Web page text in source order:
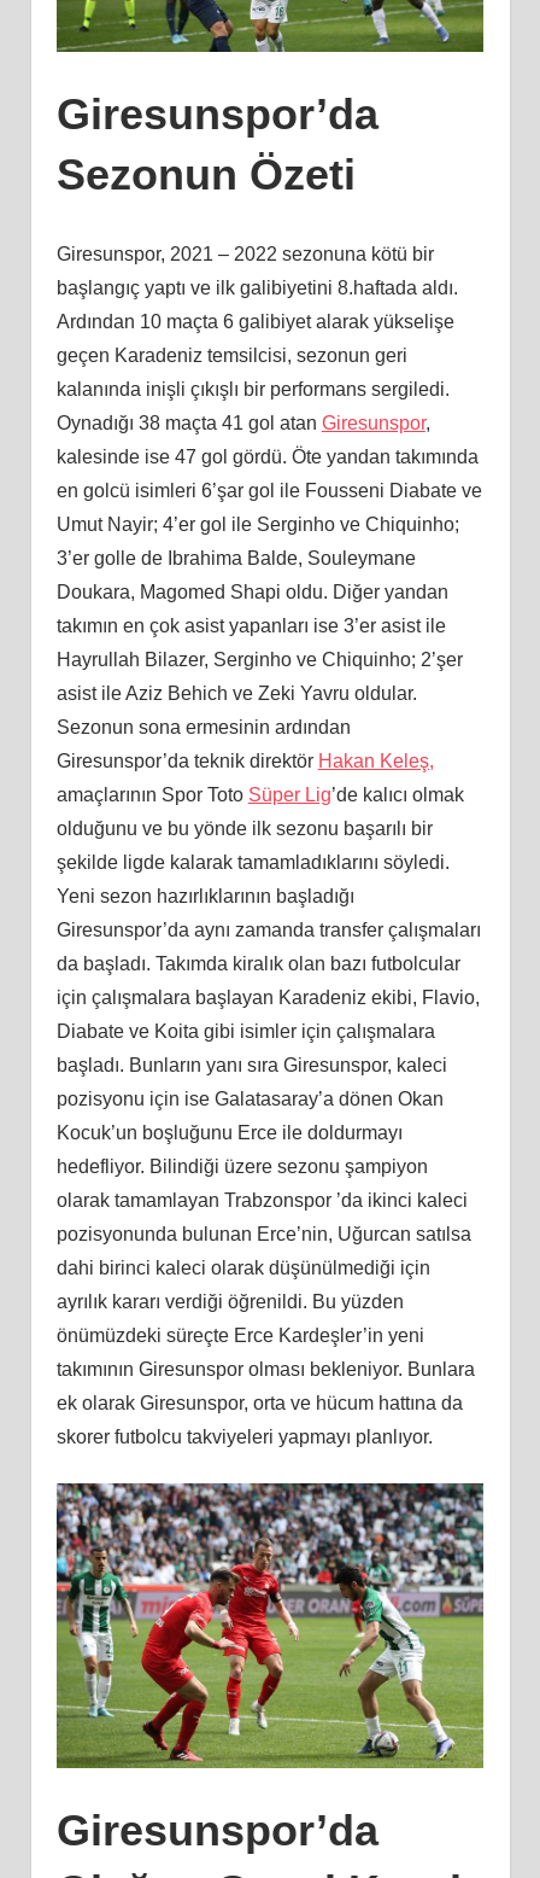
Giresunspor’da
Sezonun Özeti
Giresunspor, 2021 – 2022 sezonuna kötü bir
başlangıç yaptı ve ilk galibiyetini 8.haftada aldı.
Ardından 10 maçta 6 galibiyet alarak yükselişe
geçen Karadeniz temsilcisi, sezonun geri
kalanında inişli çıkışlı bir performans sergiledi.
Oynadığı 38 maçta 41 gol atan Giresunspor,
kalesinde ise 47 gol gördü. Öte yandan takımında
en golcü isimleri 6’şar gol ile Fousseni Diabate ve
Umut Nayir; 4’er gol ile Serginho ve Chiquinho;
3’er golle de Ibrahima Balde, Souleymane
Doukara, Magomed Shapi oldu. Diğer yandan
takımın en çok asist yapanları ise 3’er asist ile
Hayrullah Bilazer, Serginho ve Chiquinho; 2’şer
asist ile Aziz Behich ve Zeki Yavru oldular.
Sezonun sona ermesinin ardından
Giresunspor’da teknik direktör Hakan Keleş,
amaçlarının Spor Toto Süper Lig’de kalıcı olmak
olduğunu ve bu yönde ilk sezonu başarılı bir
şekilde ligde kalarak tamamladıklarını söyledi.
Yeni sezon hazırlıklarının başladığı
Giresunspor’da aynı zamanda transfer çalışmaları
da başladı. Takımda kiralık olan bazı futbolcular
için çalışmalara başlayan Karadeniz ekibi, Flavio,
Diabate ve Koita gibi isimler için çalışmalara
başladı. Bunların yanı sıra Giresunspor, kaleci
pozisyonu için ise Galatasaray’a dönen Okan
Kocuk’un boşluğunu Erce ile doldurmayı
hedefliyor. Bilindiği üzere sezonu şampiyon
olarak tamamlayan Trabzonspor ’da ikinci kaleci
pozisyonunda bulunan Erce’nin, Uğurcan satılsa
dahi birinci kaleci olarak düşünülmediği için
ayrılık kararı verdiği öğrenildi. Bu yüzden
önümüzdeki süreçte Erce Kardeşler’in yeni
takımının Giresunspor olması bekleniyor. Bunlara
ek olarak Giresunspor, orta ve hücum hattına da
skorer futbolcu takviyeleri yapmayı planlıyor.
Giresunspor’da